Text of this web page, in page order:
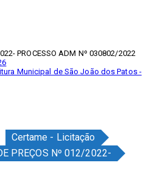
PROCESSO ADM Nº 030802/2022
Certame - Licitação
PREÇOS Nº 012/2022-